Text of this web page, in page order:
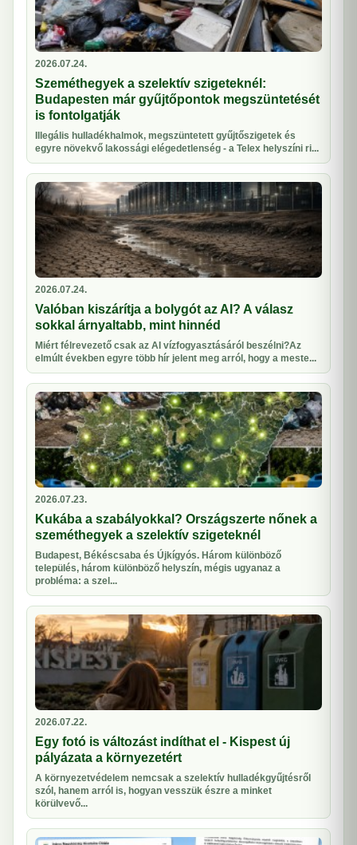
2026.07.24.
Szeméthegyek a szelektív szigeteknél:
Budapesten már gyűjtőpontok megszüntetését
is fontolgatják
Illegális hulladékhalmok, megszüntetett gyűjtőszigetek és
egyre növekvő lakossági elégedetlenség - a Telex helyszíni ri...
2026.07.24.
Valóban kiszárítja a bolygót az AI? A válasz
sokkal árnyaltabb, mint hinnéd
Miért félrevezető csak az AI vízfogyasztásáról beszélni?Az
elmúlt években egyre több hír jelent meg arról, hogy a meste...
2026.07.23.
Kukába a szabályokkal? Országszerte nőnek a
szeméthegyek a szelektív szigeteknél
Budapest, Békéscsaba és Újkígyós. Három különböző
település, három különböző helyszín, mégis ugyanaz a
probléma: a szel...
2026.07.22.
Egy fotó is változást indíthat el - Kispest új
pályázata a környezetért
A környezetvédelem nemcsak a szelektív hulladékgyűjtésről
szól, hanem arról is, hogyan vesszük észre a minket
körülvevő...